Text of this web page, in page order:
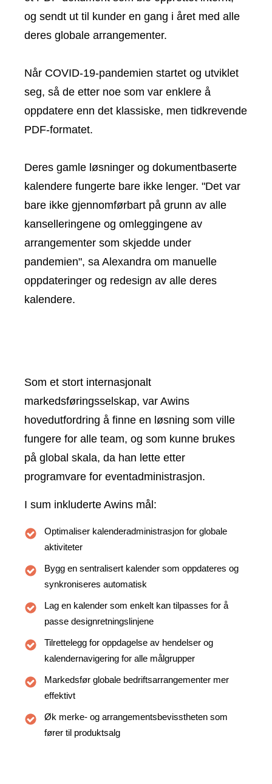
og sendt ut til kunder en gang i året med alle
deres globale arrangementer.
Når COVID-19-pandemien startet og utviklet
seg, så de etter noe som var enklere å
oppdatere enn det klassiske, men tidkrevende
PDF-formatet.
Deres gamle løsninger og dokumentbaserte
kalendere fungerte bare ikke lenger. "Det var
bare ikke gjennomførbart på grunn av alle
kanselleringene og omleggingene av
arrangementer som skjedde under
pandemien", sa Alexandra om manuelle
oppdateringer og redesign av alle deres
kalendere.
Som et stort internasjonalt
markedsføringsselskap, var Awins
hovedutfordring å finne en løsning som ville
fungere for alle team, og som kunne brukes
på global skala, da han lette etter
programvare for eventadministrasjon.
I sum inkluderte Awins mål:
Optimaliser kalenderadministrasjon for globale
aktiviteter
Bygg en sentralisert kalender som oppdateres og
synkroniseres automatisk
Lag en kalender som enkelt kan tilpasses for å
passe designretningslinjene
Tilrettelegg for oppdagelse av hendelser og
kalendernavigering for alle målgrupper
Markedsfør globale bedriftsarrangementer mer
effektivt
Øk merke- og arrangementsbevisstheten som
fører til produktsalg